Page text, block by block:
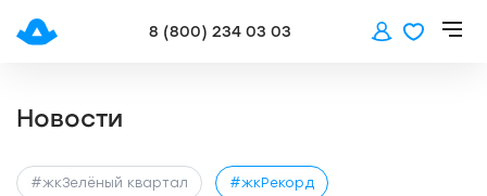
8 (800) 234 03 03
Новости
#жкЗелёный квартал #жкРекорд